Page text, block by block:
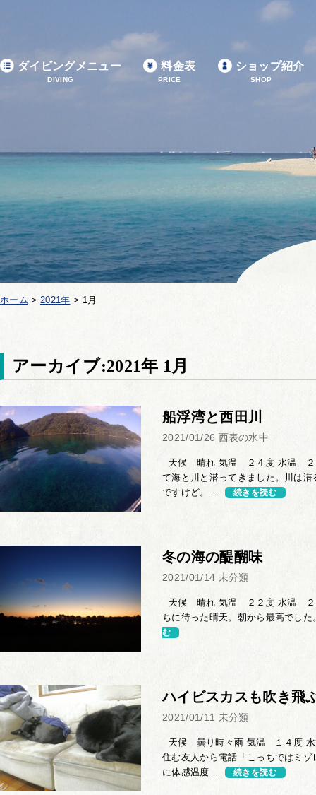
ダイビングメニュー
DIVING
料金表
PRICE
ショップ紹介
SHOP
ホーム > 2021年 > 1月
アーカイブ:2021年 1月
船浮湾と西田川
2021/01/26 西表の水中
天候 晴れ 気温 ２４度 水温 ２
て海と川と潜ってきました。川は
ですけど。...
続きを読む
冬の海の醍醐味
2021/01/14 未分類
天候 晴れ 気温 ２２度 水温 ２
ちに待った晴天。朝から最高でし
む
ハイビスカスも吹き飛
2021/01/11 未分類
天候 曇り時々雨 気温 １４度
住む友人から電話「こっちではミ
に体感温度...
続きを読む